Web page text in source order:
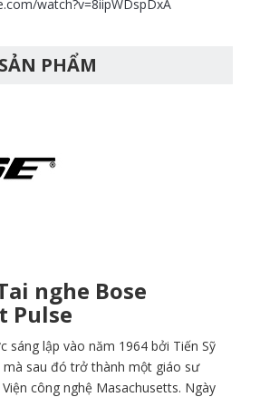
watch?v=8iipWDspDxA
PHẨM
nghe Bose
Pulse
sáng lập vào năm 1964 bởi Tiến Sỹ
mà sau đó trở thành một giáo sư
công nghệ Masachusetts. Ngày